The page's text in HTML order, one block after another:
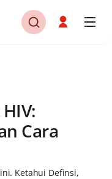
Cara
Ketahui Definsi,